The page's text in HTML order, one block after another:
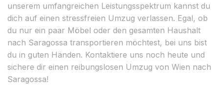
unserem umfangreichen Leistungsspektrum kannst du
dich auf einen stressfreien Umzug verlassen. Egal, ob
du nur ein paar Möbel oder den gesamten Haushalt
nach Saragossa transportieren möchtest, bei uns bist
du in guten Händen. Kontaktiere uns noch heute und
sichere dir einen reibungslosen Umzug von Wien nach
Saragossa!